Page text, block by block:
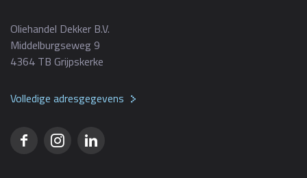
Oliehandel Dekker B.V.
Middelburgseweg 9
4364 TB Grijpskerke
Volledige adresgegevens